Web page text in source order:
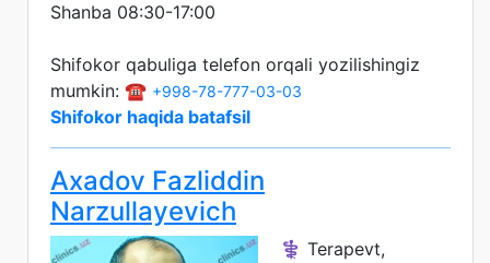
Shanba 08:30-17:00
Shifokor qabuliga telefon orqali yozilishingiz
mumkin: ☎️ +998-78-777-03-03
Shifokor haqida batafsil
Axadov Fazliddin
Narzullayevich
⚕️ Terapevt,